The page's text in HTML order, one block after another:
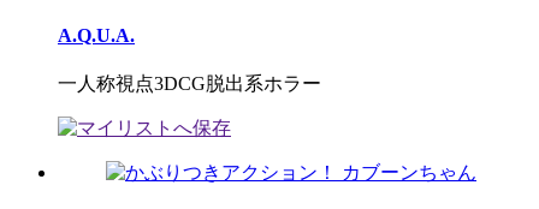
A.Q.U.A.
一人称視点3DCG脱出系ホラー